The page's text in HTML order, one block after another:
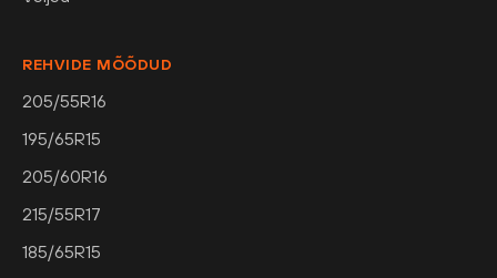
REHVIDE MÕÕDUD
205/55R16
195/65R15
205/60R16
215/55R17
185/65R15